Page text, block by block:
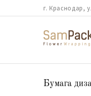
г. Краснодар,
Бумага